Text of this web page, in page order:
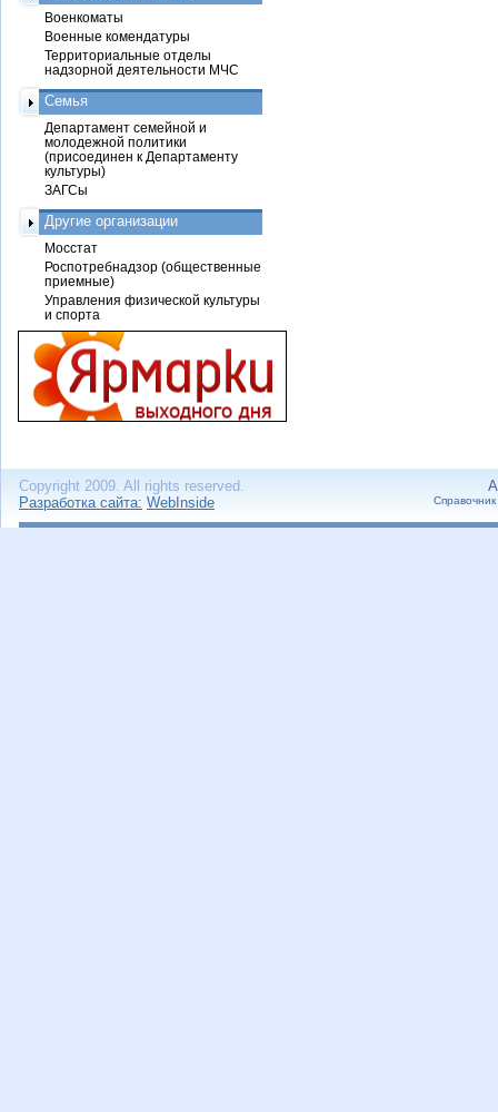
Военкоматы
Военные комендатуры
Территориальные отделы
надзорной деятельности МЧС
Семья
Департамент семейной и
молодежной политики
(присоединен к Департаменту
культуры)
ЗАГСы
Другие организации
Мосстат
Роспотребнадзор (общественные
приемные)
Управления физической культуры
и спорта
Copyright 2009. All rights reserved.
Разработка сайта: WebInside